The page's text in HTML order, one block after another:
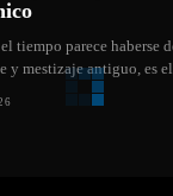
tiempo parece haberse
y mestizaje antiguo, es el